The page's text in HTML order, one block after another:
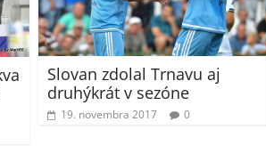
Slovan zdolal Trnavu aj
druhýkrát v sezóne
19. novembra 2017 0